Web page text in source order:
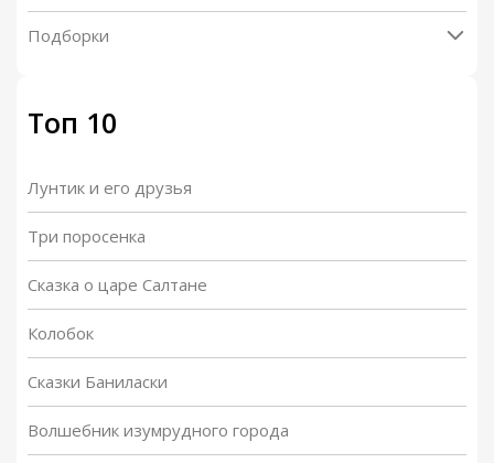
Подборки
Топ 10
Лунтик и его друзья
Три поросенка
Сказка о царе Салтане
Колобок
Сказки Баниласки
Волшебник изумрудного города